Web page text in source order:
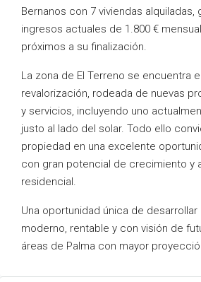
Bernanos con 7 viviendas alquiladas,
ingresos actuales de 1.800 €
próximos a su finalización.
La zona de El Terreno se encuentra
revalorización, rodeada de nuevas
y servicios, incluyendo uno
justo al lado del solar. Todo ello
propiedad en una excelente
con gran potencial de crecimiento y
residencial.
Una oportunidad única de
moderno, rentable y con visión de
áreas de Palma con mayor